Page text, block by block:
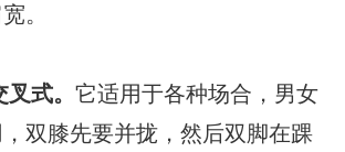
。
叉式。它适用于各种场合，男女
双膝先要并拢，然后双脚在踝